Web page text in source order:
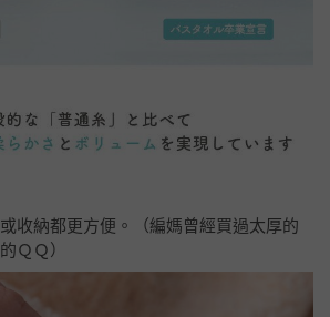
收納都更方便。（編媽曾經買過太厚的
ＱＱ）